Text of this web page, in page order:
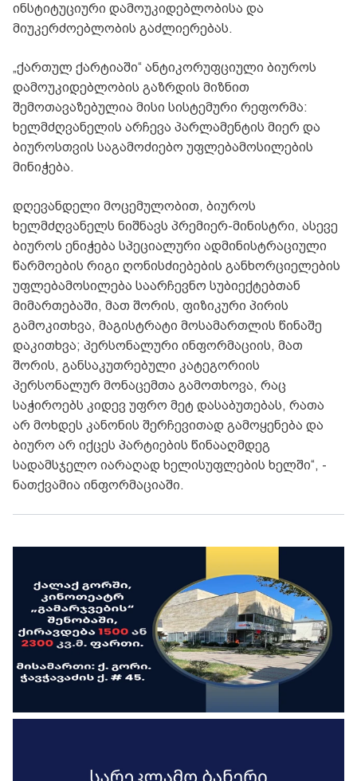
ინსტიტუციური დამოუკიდებლობისა და
მიუკერძოებლობის გაძლიერებას.
„ქართულ ქარტიაში“ ანტიკორუფციული ბიუროს
დამოუკიდებლობის გაზრდის მიზნით
შემოთავაზებულია მისი სისტემური რეფორმა:
ხელმძღვანელის არჩევა პარლამენტის მიერ და
ბიუროსთვის საგამოძიებო უფლებამოსილების
მინიჭება.
დღევანდელი მოცემულობით, ბიუროს
ხელმძღვანელს ნიშნავს პრემიერ-მინისტრი, ასევე
ბიუროს ენიჭება სპეციალური ადმინისტრაციული
წარმოების რიგი ღონისძიებების განხორციელების
უფლებამოსილება საარჩევნო სუბიექტებთან
მიმართებაში, მათ შორის, ფიზიკური პირის
გამოკითხვა, მაგისტრატი მოსამართლის წინაშე
დაკითხვა; პერსონალური ინფორმაციის, მათ
შორის, განსაკუთრებული კატეგორიის
პერსონალურ მონაცემთა გამოთხოვა, რაც
საჭიროებს კიდევ უფრო მეტ დასაბუთებას, რათა
არ მოხდეს კანონის შერჩევითად გამოყენება და
ბიურო არ იქცეს პარტიების წინააღმდეგ
სადამსჯელო იარაღად ხელისუფლების ხელში“, -
ნათქვამია ინფორმაციაში.